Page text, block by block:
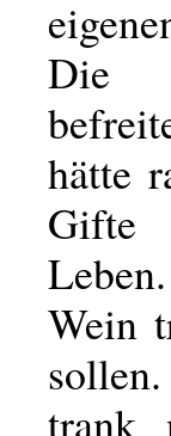
Die
hätte
Gifte
Wein
trank